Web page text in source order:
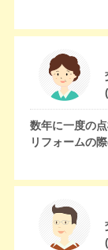
数年に一度の
リフォームの